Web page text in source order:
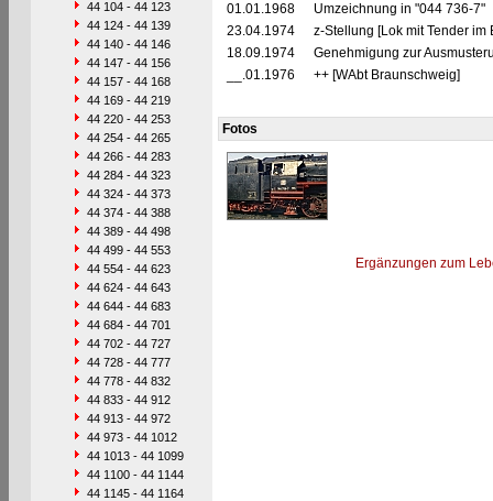
44 104 - 44 123
44 124 - 44 139
44 140 - 44 146
44 147 - 44 156
44 157 - 44 168
44 169 - 44 219
44 220 - 44 253
44 254 - 44 265
44 266 - 44 283
44 284 - 44 323
44 324 - 44 373
44 374 - 44 388
44 389 - 44 498
44 499 - 44 553
44 554 - 44 623
44 624 - 44 643
44 644 - 44 683
44 684 - 44 701
44 702 - 44 727
44 728 - 44 777
44 778 - 44 832
44 833 - 44 912
44 913 - 44 972
44 973 - 44 1012
44 1013 - 44 1099
44 1100 - 44 1144
44 1145 - 44 1164
01.01.1968
Umzeichnung in "044 736-7"
23.04.1974
z-Stellung [Lok mit Tender im
18.09.1974
Genehmigung zur
__.01.1976
++ [WAbt Braunschweig]
Fotos
Ergänzungen zum